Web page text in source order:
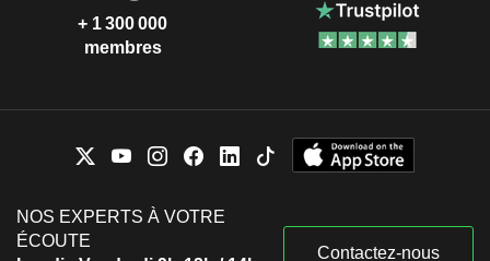
+ 1 300 000
membres
NOS EXPERTS À VOTRE
ÉCOUTE
Contactez-nous